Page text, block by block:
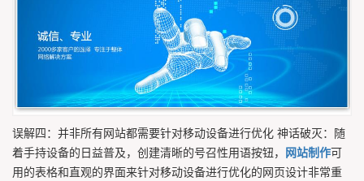
误解四：并非所有网站都需要针对移动设备进行优化 神话破灭：随
着手持设备的日益普及，创建清晰的号召性用语按钮，
网站制作可
用的表格和直观的界面来针对移动设备进行优化的网页设计非常重